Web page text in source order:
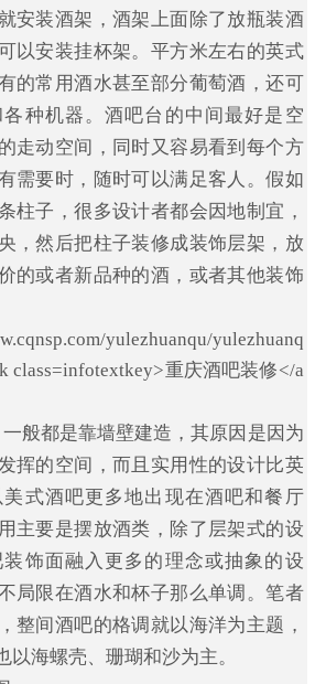
安装酒架，酒架上面除了放瓶装酒
以安装挂杯架。平方米左右的英式
的常用酒水甚至部分葡萄酒，还可
种机器。酒吧台的中间最好是空
走动空间，同时又容易看到每个方
需要时，随时可以满足客人。假如
柱子，很多设计者都会因地制宜，
，然后把柱子装修成装饰层架，放
的或者新品种的酒，或者其他装饰
般都是靠墙壁建造，其原因是因为
挥的空间，而且实用性的设计比英
式酒吧更多地出现在酒吧和餐厅
主要是摆放酒类，除了层架式的设
饰面融入更多的理念或抽象的设
局限在酒水和杯子那么单调。笔者
整间酒吧的格调就以海洋为主题，
以海螺壳、珊瑚和沙为主。